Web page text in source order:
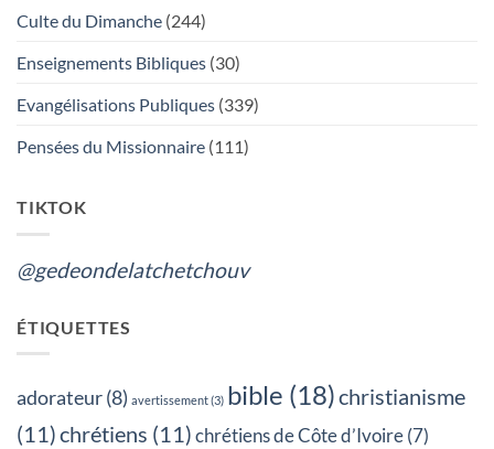
L’ADORATION
DIEU
FUNERAILLES,
TON
Culte du Dimanche (244)
Enseignements Bibliques (30)
Evangélisations Publiques (339)
Pensées du Missionnaire (111)
TIKTOK
@gedeondelatchetchouv
ÉTIQUETTES
adorateur(8) avertissement(3) bible (18)christianisme
(11)chrétiens (11)chrétiens de Côte d’Ivoire(7)